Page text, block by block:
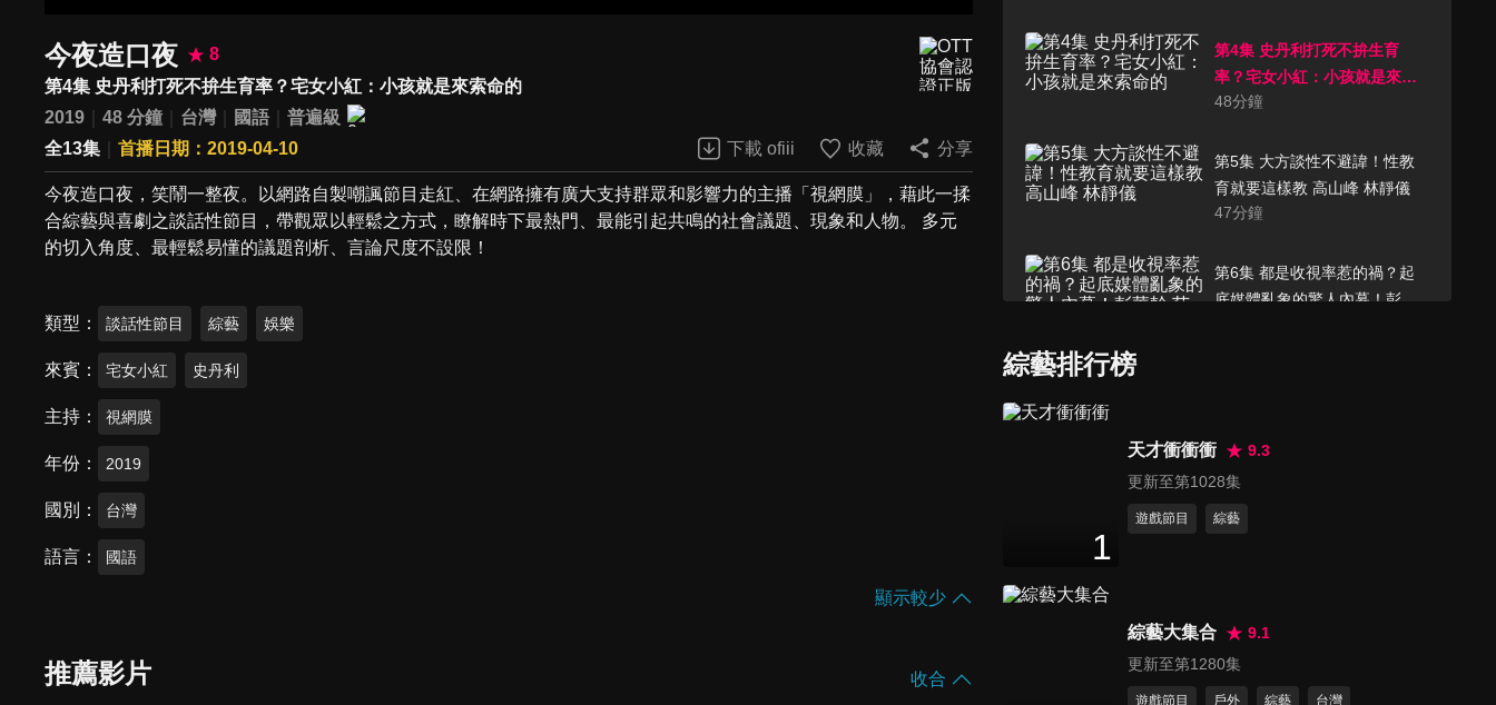
今夜造口夜
8
第4集 史丹利打死不拚生育率？宅女小紅：小孩就是來索命的
2019
48 分鐘 台灣 國語
普遍級
全13集
首播日期：2019-04-10 下載 ofiii 收藏 分享
今夜造口夜，笑鬧一整夜。以網路自製嘲諷節目走紅、在網路擁有廣大支持群眾和影響力的主播「視網膜」，藉此一揉
合綜藝與喜劇之談話性節目，帶觀眾以輕鬆之方式，瞭解時下最熱門、最能引起共鳴的社會議題、現象和人物。 多元
的切入角度、最輕鬆易懂的議題剖析、言論尺度不設限！
類型 談話性節目 綜藝 娛樂
來賓 宅女小紅 史丹利
主持 視網膜
年份 2019
國別 台灣
語言 國語
顯示較少
推薦影片 收合
第4集 史丹利打死不拚生育
率？宅女小紅：小孩就是來索
命的
48分鐘
第5集 大方談性不避諱！性教
育就要這樣教 高山峰 林靜儀
47分鐘
第6集 都是收視率惹的禍？起
底媒體亂象的驚人內幕！彭華
第8集 免錢好料吃翻天？外景
真的爽吃爽玩爽爽賺？哈孝遠
麼？呱吉 高嘉瑜
48分鐘
綜藝排行榜
1
天才衝衝衝
9.3
更新至第1028集
遊戲節目 綜藝
綜藝大集合
9.1
更新至第1280集
遊戲節目 戶外 綜藝 台灣